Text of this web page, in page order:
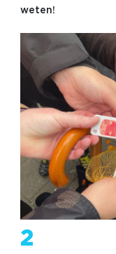
weten!
2